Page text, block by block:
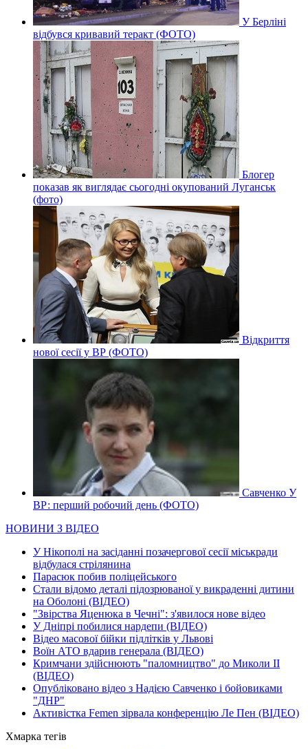
У Берліні
відбувся кривавий теракт (ФОТО)
Блогер
показав як виглядає сьогодні окупований Луганськ
(фото)
Відкриття
нової сесії у ВР (ФОТО)
Савченко У
ВР: перший робочий день (ФОТО)
НОВИНИ З ВІДЕО
У Нікополі на засіданні позачергової сесії міськради
відбулася стрілянина
Парасюк побив поліцейського
Стали відомо деталі підозрюваної у викраденні дитини
на Оболоні (ВІДЕО)
"Звірства Яценюка в Чечні": з'явилося нове відео
У Дніпрі побилися нардепи (ВІДЕО)
Відео масової бійки підлітків у Львові
Воїн АТО вдарив генерала (ВІДЕО)
Кримчани здійснюють "паломництво" до Миколи ІІ
(ВІДЕО)
Опубліковано відео з Надією Савченко і бойовиками
"ДНР"
Активістка Femen зірвала конференцію Ле Пен (ВІДЕО)
Хмарка тегів